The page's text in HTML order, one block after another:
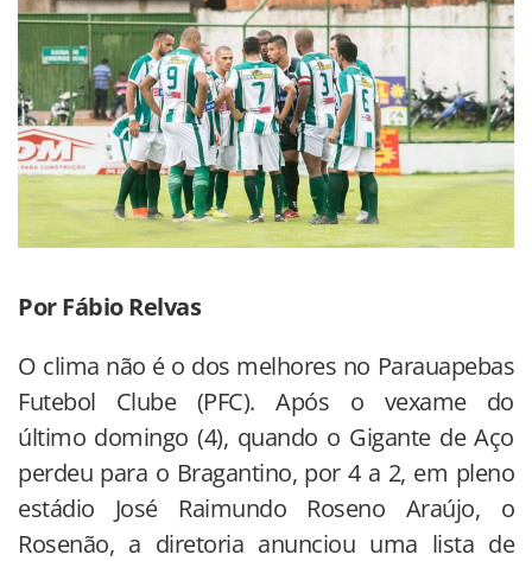
Por Fábio Relvas
O clima não é o dos melhores no Parauapebas
Futebol Clube (PFC). Após o vexame do
último domingo (4), quando o Gigante de Aço
perdeu para o Bragantino, por 4 a 2, em pleno
estádio José Raimundo Roseno Araújo, o
Rosenão, a diretoria anunciou uma lista de